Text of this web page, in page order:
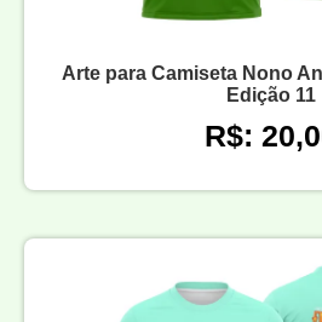
Arte para Camiseta Nono
Edição 11
R$: